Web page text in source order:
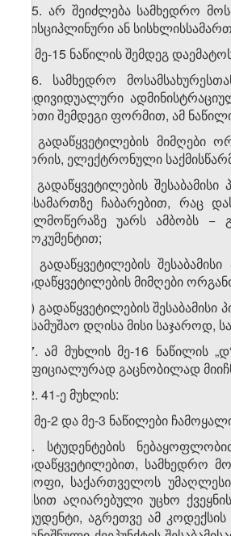
„15. არ შეიძლება სამხედრო
დისციპლინური ან
გ) მე-15 ნაწილის შემდეგ
„16. სამხედრო
ინდივიდუალური
ერთი შემდეგი ფორმით, ამ
ა) გადაწყვეტილების მიმღები
შორის, ელექტრონული
ბ) გადაწყვეტილების
მისამართზე ჩაბარებით, რაც
ხელმოწერაზე უარს ამბობს −
დოკუმენტით;
გ) გადაწყვეტილების
გადაწყვეტილების მიმღები
დ) გადაწყვეტილების
5 სამუშაო დღისა მისი
17. ამ მუხლის მე-16 ნაწილის
ოფიციალურად გაცნობილად
12. 41-ე მუხლის:
ა) მე-2 და მე-3 ნაწილები
„2. სტუდენტების
გადაწყვეტილებით, სამხედრო
მყოფი, საქართველოს
წესით აღიარებული უცხო
სტუდენტი, აგრეთვე ამ